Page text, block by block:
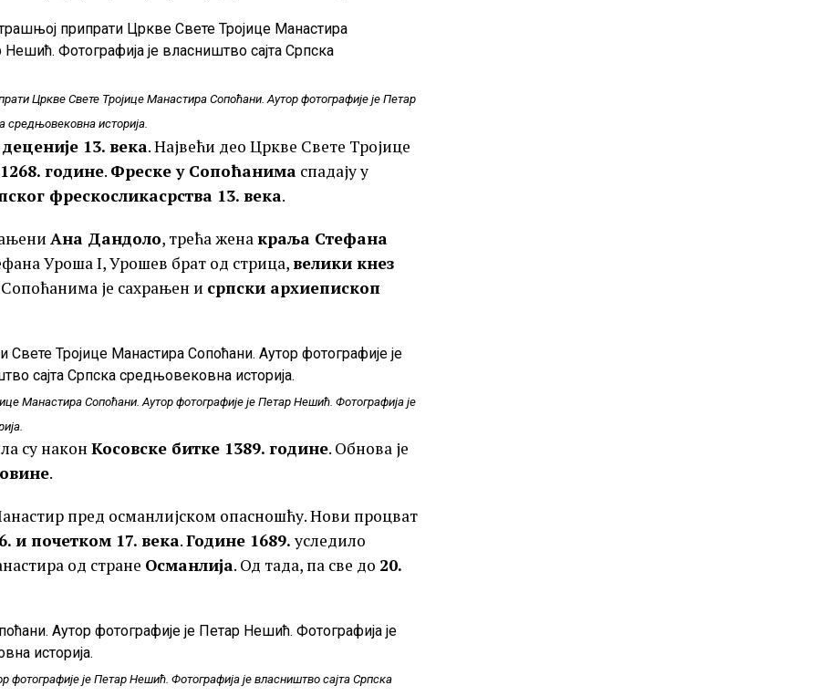
Цркве Свете Тројице Манастира Сопоћани. Аутор фотографије је Петар
средњовековна историја.
деценије 13. века. Највећи део Цркве Свете Тројице
године. Фреске у Сопоћанима спадају у
фрескосликасрства 13. века.
Ана Дандоло, трећа жена краља Стефана
Уроша I, Урошев брат од стрица,велики кнез
је сахрањен и српски архиепископ
Манастира Сопоћани. Аутор фотографије је Петар Нешић. Фотографија је
су након Косовске битке 1389. године. Обнова је
.
пред османлијском опасношћу. Нови процват
и почетком 17. века.Године 1689.уследило
од стране Османлија. Од тада, па све до 20.
је Петар Нешић. Фотографија је власништво сајта Српска